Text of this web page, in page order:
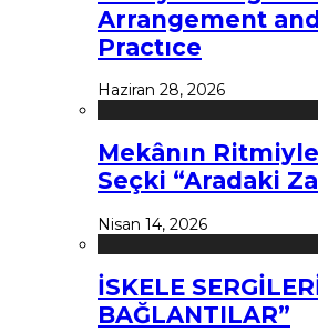
Arrangement
Practıce
Haziran 28, 2026
Mekânın
Seçki “Aradaki
Nisan 14, 2026
İSKELE
BAĞLANTILAR”